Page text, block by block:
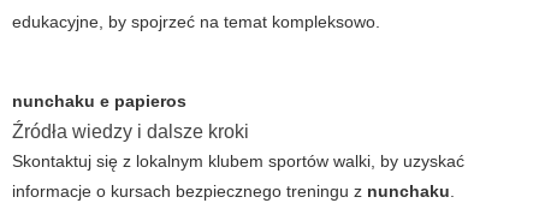
edukacyjne, by spojrzeć na temat kompleksowo.
nunchaku e papieros
Źródła wiedzy i dalsze kroki
Skontaktuj się z lokalnym klubem sportów walki, by uzyskać
informacje o kursach bezpiecznego treningu z nunchaku.